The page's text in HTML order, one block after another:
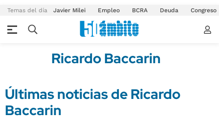
Temas del día Javier Milei Empleo BCRA Deuda Congreso
Ricardo Baccarin
Últimas noticias de Ricardo
Baccarin